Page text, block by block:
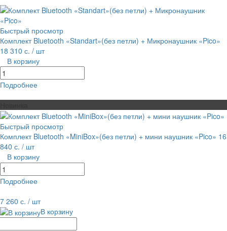
Быстрый просмотр
Комплект Bluetooth «Standart»(без петли) + Микронаушник «Pico»
18 310 с. / шт
В корзину
Подробнее
Быстрый просмотр
Комплект Bluetooth «MiniBox»(без петли) + мини наушник «Pico» 16
840 с. / шт
В корзину
Подробнее
7 260 с. / шт
В корзину